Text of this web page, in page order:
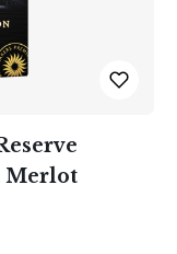
Merlot